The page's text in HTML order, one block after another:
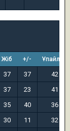
Жіб +/- Ұпайлар
37 37
42
37 23
41
35 40
36
30 11 32